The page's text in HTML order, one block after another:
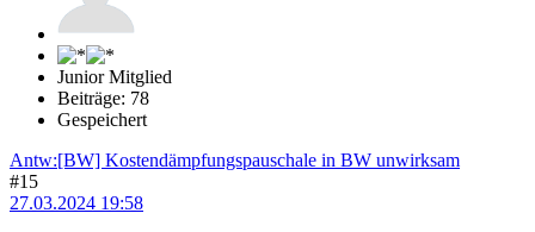
Junior Mitglied
Beiträge: 78
Gespeichert
Antw:[BW] Kostendämpfungspauschale in BW unwirksam
#15
27.03.2024 19:58